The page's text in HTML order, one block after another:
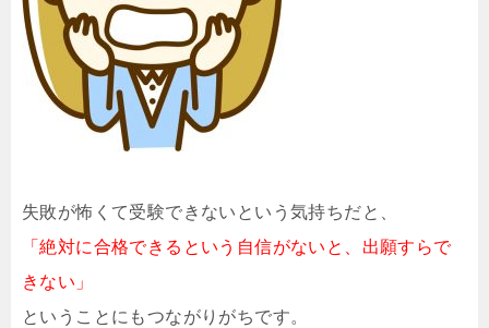
失敗が怖くて受験できないという気持ちだと、
「絶対に合格できるという自信がないと、出願すらで
きない」
ということにもつながりがちです。